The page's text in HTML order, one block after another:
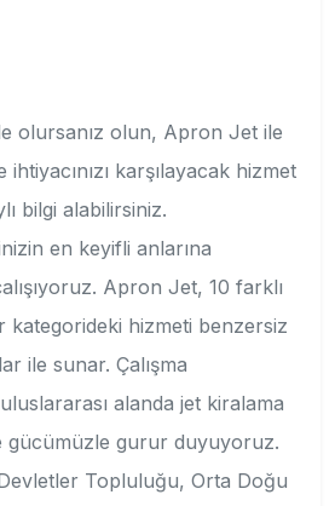
olursanız olun, Apron Jet ile
karşılayacak hizmet
bilgi alabilirsiniz.
en keyifli anlarına
Apron Jet, 10 farklı
kategorideki hizmeti benzersiz
ile sunar. Çalışma
alanda jet kiralama
gücümüzle gurur duyuyoruz.
Topluluğu, Orta Doğu